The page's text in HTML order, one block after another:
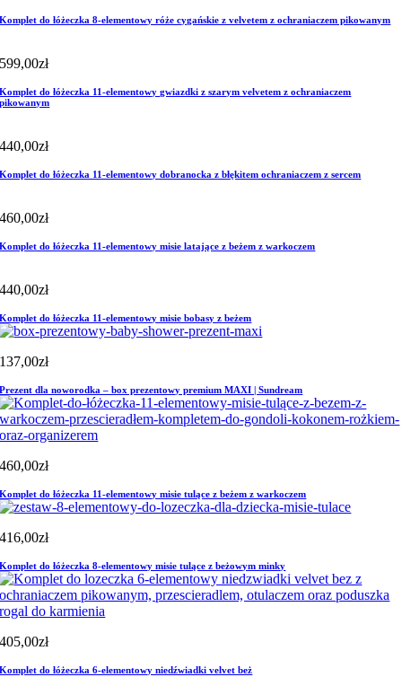
Komplet do łóżeczka 8-elementowy róże cygańskie z velvetem z ochraniaczem pikowanym
599,00zł
Komplet do łóżeczka 11-elementowy gwiazdki z szarym velvetem z ochraniaczem
pikowanym
440,00zł
Komplet do łóżeczka 11-elementowy dobranocka z błękitem ochraniaczem z sercem
460,00zł
Komplet do łóżeczka 11-elementowy misie latające z beżem z warkoczem
440,00zł
Komplet do łóżeczka 11-elementowy misie bobasy z beżem
137,00zł
Prezent dla noworodka – box prezentowy premium MAXI | Sundream
460,00zł
Komplet do łóżeczka 11-elementowy misie tulące z beżem z warkoczem
416,00zł
Komplet do łóżeczka 8-elementowy misie tulące z beżowym minky
405,00zł
Komplet do łóżeczka 6-elementowy niedźwiadki velvet beż